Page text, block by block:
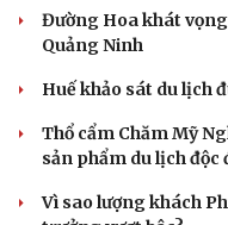
Đường Hoa khát
Quảng Ninh
Huế khảo sát du lịch
Thổ cẩm Chăm Mỹ
sản phẩm du lịch độc
Vì sao lượng khách